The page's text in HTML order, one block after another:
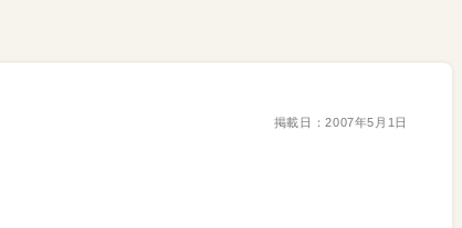
掲載日：2007年5月1日